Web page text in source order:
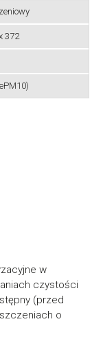
372
w
czystości
(przed
o